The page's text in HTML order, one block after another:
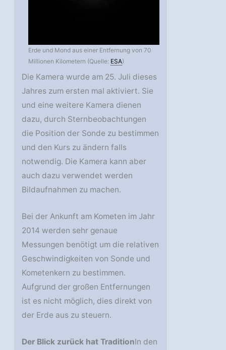
Erde und Mond aus einer Entfernung von 70
Millionen Kilometern (Quelle: ESA)
Die Kamera wurde am 25. Juli dieses
Jahres zum ersten mal aktiviert. Sie
und eine weitere Kamera dienen
dazu, durch Sternbeobachtungen
die Position der Sonde zu bestimmen
und den Kurs zu ändern falls
notwendig. Die Kamera kann aber
auch dazu verwendet werden
Bildaufnahmen zu machen.
Bei der Ankunft am Kometen im Jahr
2014 werden sehr genaue
Messungen benötigt um die relativen
Geschwindigkeiten von Sonde und
Kometenkern zu bestimmen.
Aufgrund der großen Entfernungen
ist es nicht möglich, dies direkt von
der Erde aus zu steuern.
Der Blick zurück hat TraditionIn den